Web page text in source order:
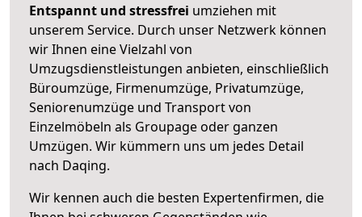
Entspannt und stressfrei umziehen mit
unserem Service. Durch unser Netzwerk können
wir Ihnen eine Vielzahl von
Umzugsdienstleistungen anbieten, einschließlich
Büroumzüge, Firmenumzüge, Privatumzüge,
Seniorenumzüge und Transport von
Einzelmöbeln als Groupage oder ganzen
Umzügen. Wir kümmern uns um jedes Detail
nach Daqing.
Wir kennen auch die besten Expertenfirmen, die